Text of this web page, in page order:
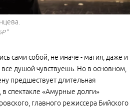
сами собой, не иначе - магия, даже и
все душой чувствуешь. Но в основном,
предшествует длительная
спектакле «Амурные долги»
главного режиссера Бийского